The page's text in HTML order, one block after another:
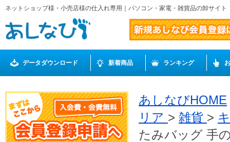
ネットショップ様・小売店様の仕入れ専用｜パソコン・家電・雑貨品の卸サイ
データダウンロード 新着商品 ランキング
あしなびHOME
リア > 雑貨 >
たみバッグ 手